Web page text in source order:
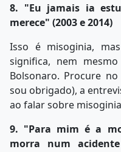
8. "Eu jamais ia
merece" (2003 e 2014)
Isso é misoginia,
significa, nem
Bolsonaro. Procure
sou obrigado), a
ao falar sobre
9. "Para mim é a
morra num